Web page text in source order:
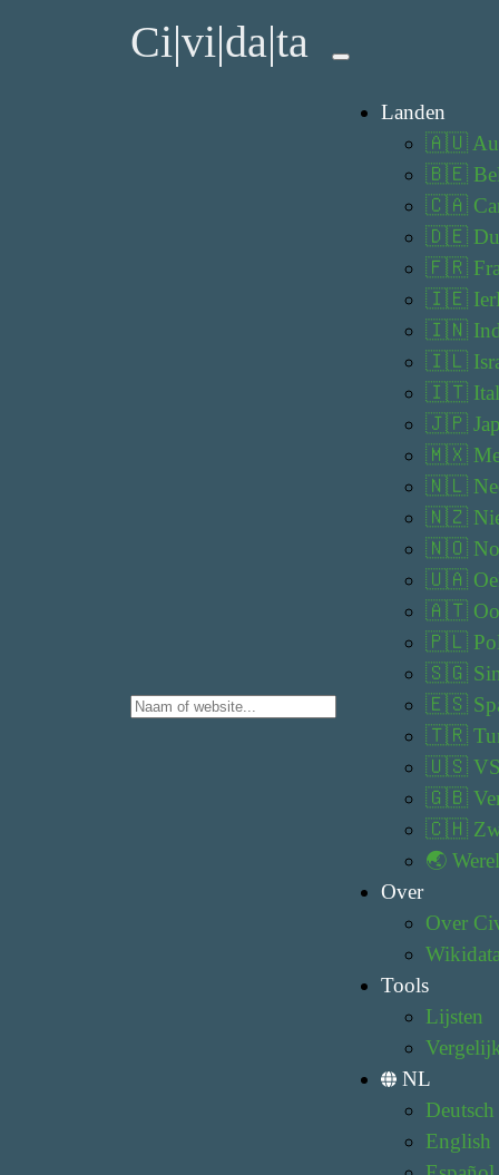
Ci|vi|da|ta
Landen
🇦🇺
🇧🇪
🇨🇦
🇩🇪
🇫🇷
🇮🇪
🇮🇳
🇮🇱
🇮🇹
🇯🇵
🇲🇽
🇳🇱
🇳🇿
🇳🇴
🇺🇦
🇦🇹
🇵🇱
🇸🇬
🇪🇸
🇹🇷
🇺🇸 VS
🇬🇧
🇨🇭
🌏
Over
Over
Tools
Lijsten
NL
Deutsch
English